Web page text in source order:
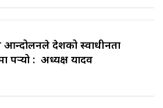
देशको स्वाधीनता
पर्‍यो : अध्यक्ष यादव